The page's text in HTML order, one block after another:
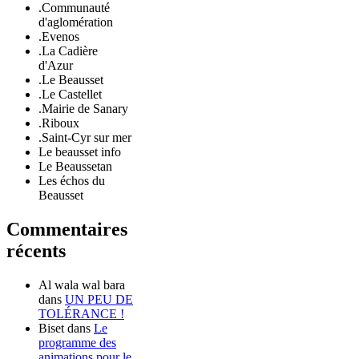
.Communauté
d'aglomération
.Evenos
.La Cadière
d'Azur
.Le Beausset
.Le Castellet
.Mairie de Sanary
.Riboux
.Saint-Cyr sur mer
Le beausset info
Le Beaussetan
Les échos du
Beausset
Commentaires
récents
Al wala wal bara
dans UN PEU DE
TOLÉRANCE !
Biset dans Le
programme des